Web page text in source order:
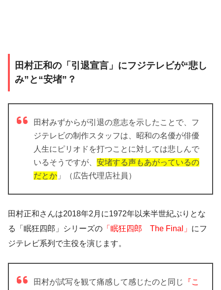
田村正和の「引退宣言」にフジテレビが“悲し
み”と“安堵”？
田村みずからが引退の意志を示したことで、フ
ジテレビの制作スタッフは、昭和の名優が俳優
人生にピリオドを打つことに対しては悲しんで
いるそうですが、 安堵する声もあがっているの
だとか 」（広告代理店社員）
田村正和さんは2018年2月に1972年以来半世紀ぶりとな
る「眠狂四郎」シリーズの 「眠狂四郎 The Final」 にフ
ジテレビ系列で主役を演じます。
田村が試写を観て痛感して感じたのと同じ
『こ